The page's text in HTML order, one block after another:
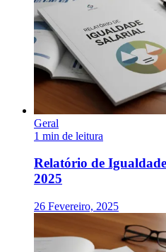
Geral
1 min de leitura
Relatório de
2025
26 Fevereiro, 2025